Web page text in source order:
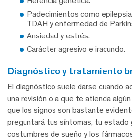
Padecimientos como
TDAH y enfermedad de
Ansiedad y estrés.
Carácter agresivo e iracundo.
diagnóstico y tratamiento
El diagnóstico suele darse cuando
una revisión o a que te atienda
que los signos son bastante
preguntará tus síntomas, tu estado
costumbres de sueño y los